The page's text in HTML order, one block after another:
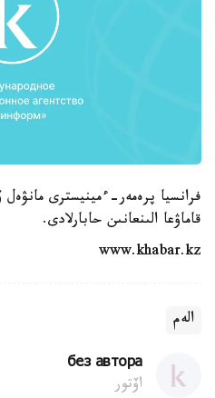
قاماۋعا الىنعانىن حابارلادى.
www.khabar.kz
الەم
без автора
اۆتور